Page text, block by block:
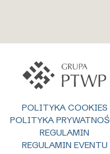
POLITYKA COOKIES
POLITYKA
REGULAMIN
REGULAMIN EVENTU